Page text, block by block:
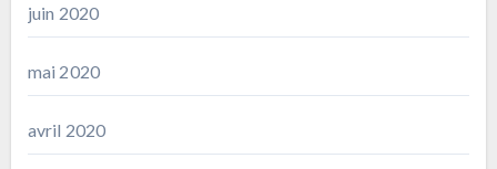
juin 2020
mai 2020
avril 2020